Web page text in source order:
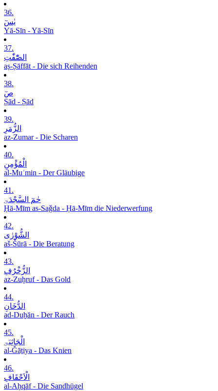
36.
یٰسٓ
Yā-Sīn - Yā-Sīn
37.
الصّٰٓفّٰتِ
aṣ-Ṣāffāt - Die sich Reihenden
38.
صٓ
Ṣād - Ṣād
39.
الزُّمَرِ
az-Zumar - Die Scharen
40.
الْمُؤْمِنِ
al-Muʾmin - Der Gläubige
41.
حٰمٓ السَّجْدَۃِ
Ḥā-Mīm as-Saǧda - Ḥā-Mīm die Niederwerfung
42.
الشُّوْرٰی
aš-Šūrā - Die Beratung
43.
الزُّخْرُفِ
az-Zuḫruf - Das Gold
44.
الدُّخَانِ
ad-Duḫān - Der Rauch
45.
الْجَاثِیَۃِ
al-Ǧāṯiya - Das Knien
46.
الْاَحْقَافِ
al-Aḥqāf - Die Sandhügel